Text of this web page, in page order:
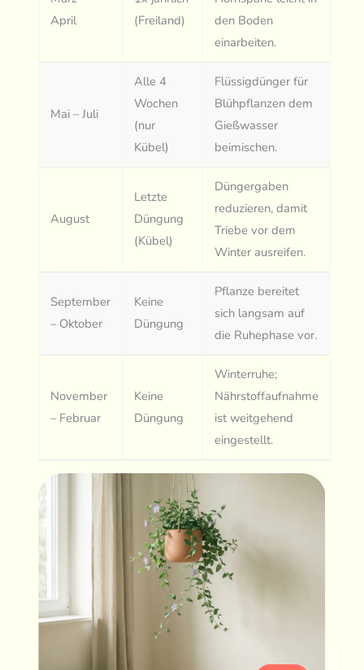
April
(Freiland)
den Boden
einarbeiten.
Mai – Juli
Alle 4
Wochen
(nur
Kübel)
Flüssigdünger für
Blühpflanzen dem
Gießwasser
beimischen.
August
Letzte
Düngung
(Kübel)
Düngergaben
reduzieren, damit
Triebe vor dem
Winter ausreifen.
September
– Oktober
Keine
Düngung
Pflanze bereitet
sich langsam auf
die Ruhephase vor.
November
– Februar
Keine
Düngung
Winterruhe;
Nährstoffaufnahme
ist weitgehend
eingestellt.